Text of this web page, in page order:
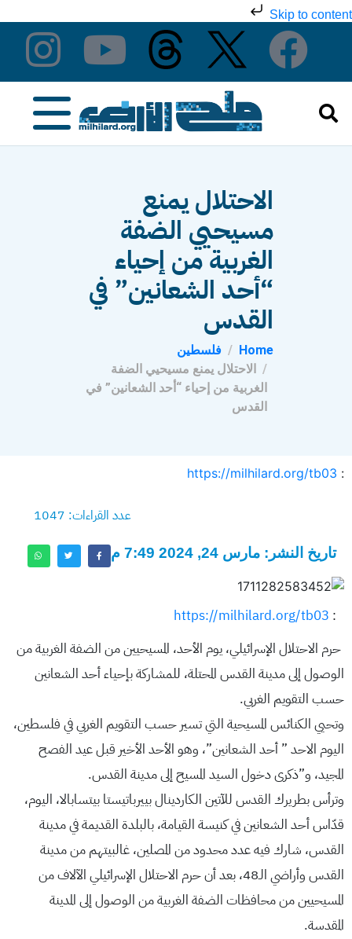
Skip to content
الاحتلال يمنع
مسيحيي الضفة
الغربية من إحياء
“أحد الشعانين” في
القدس
Home
فلسطين
الاحتلال يمنع مسيحيي الضفة
الغربية من إحياء “أحد الشعانين” في
القدس
:
https://milhilard.org/tb03
عدد القراءات: 1047
تاريخ النشر: مارس 24, 2024 7:49 م
:
https://milhilard.org/tb03
حرم الاحتلال الإسرائيلي، يوم الأحد، المسيحيين من الضفة الغربية من
الوصول إلى مدينة القدس المحتلة، للمشاركة بإحياء أحد الشعانين
حسب التقويم الغربي.
وتحيي الكنائس المسيحية التي تسير حسب التقويم الغربي في فلسطين،
اليوم الاحد ” أحد الشعانين”، وهو الأحد الأخير قبل عيد الفصح
المجيد، و”ذكرى دخول السيد المسيح إلى مدينة القدس.
وترأس بطريرك القدس للآتين الكاردينال بييرباتيستا بيتسابالا، اليوم،
قدّاس أحد الشعانين في كنيسة القيامة، بالبلدة القديمة في مدينة
القدس، شارك فيه عدد محدود من المصلين، غالبيتهم من مدينة
القدس وأراضي الـ48، بعد أن حرم الاحتلال الإسرائيلي الآلاف من
المسيحيين من محافظات الضفة الغربية من الوصول إلى المدينة
المقدسة.